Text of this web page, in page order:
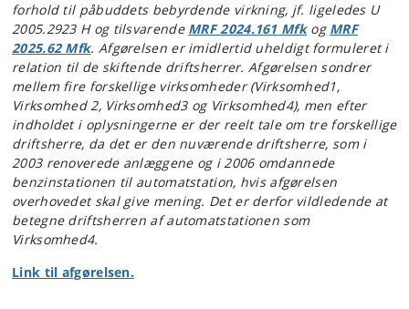
forhold til påbuddets bebyrdende virkning, jf. ligeledes U
2005.2923 H og tilsvarende MRF 2024.161 Mfkog MRF
2025.62 Mfk. Afgørelsen er imidlertid uheldigt formuleret i
relation til de skiftende driftsherrer. Afgørelsen sondrer
mellem fire forskellige virksomheder (Virksomhed1,
Virksomhed 2, Virksomhed3 og Virksomhed4), men efter
indholdet i oplysningerne er der reelt tale om tre forskellige
driftsherre, da det er den nuværende driftsherre, som i
2003 renoverede anlæggene og i 2006 omdannede
benzinstationen til automatstation, hvis afgørelsen
overhovedet skal give mening. Det er derfor vildledende at
betegne driftsherren af automatstationen som
Virksomhed4.
Link til afgørelsen.